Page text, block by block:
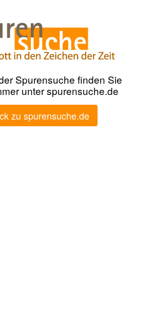
Spurensuche finden Sie
unter spurensuche.de
zu spurensuche.de